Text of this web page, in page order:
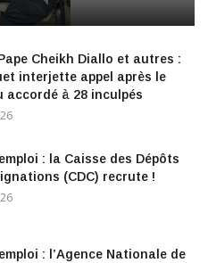
Cheikh Diallo et autres :
interjette appel après le
accordé à 28 inculpés
: la Caisse des Dépôts
(CDC) recrute !
: l’Agence Nationale de